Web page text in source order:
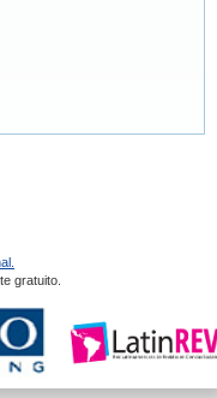
gratuito.